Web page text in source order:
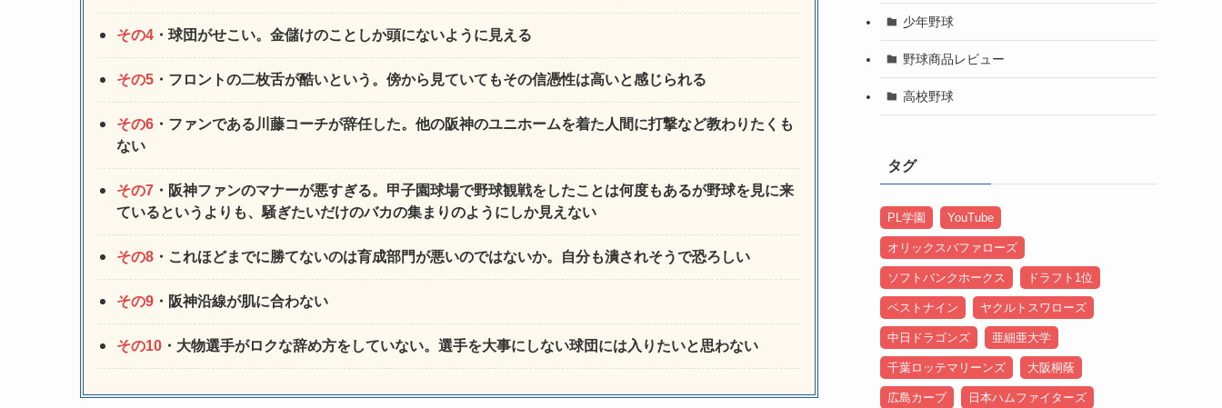
その4 ・球団がせこい。金儲けのことしか頭にないように見える
その5 ・フロントの二枚舌が酷いという。傍から見ていてもその信憑性は高いと感じられる
その6 ・ファンである川藤コーチが辞任した。他の阪神のユニホームを着た人間に打撃など教わりたくも
ない
その7 ・阪神ファンのマナーが悪すぎる。甲子園球場で野球観戦をしたことは何度もあるが野球を見に来
ているというよりも、騒ぎたいだけのバカの集まりのようにしか見えない
その8 ・これほどまでに勝てないのは育成部門が悪いのではないか。自分も潰されそうで恐ろしい
その9 ・阪神沿線が肌に合わない
その10 ・大物選手がロクな辞め方をしていない。選手を大事にしない球団には入りたいと思わない
少年野球
野球商品レビュー
高校野球
タグ
PL学園 YouTube
オリックスバファローズ
ソフトバンクホークス ドラフト1位
ベストナイン ヤクルトスワローズ
中日ドラゴンズ 亜細亜大学
千葉ロッテマリーンズ 大阪桐蔭
広島カープ 日本ハムファイターズ